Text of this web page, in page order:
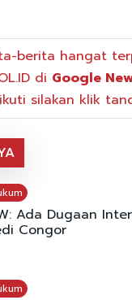
berita hangat
di Google
silakan klik
Ada Dugaan
Congor